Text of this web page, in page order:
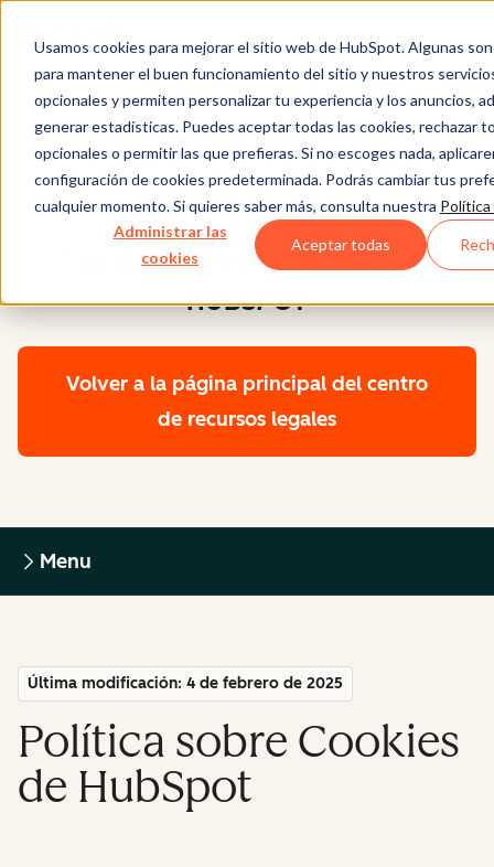
Usamos cookies para mejorar el sitio web de HubSpot. Algunas
para mantener el buen funcionamiento del sitio y nuestros
opcionales y permiten personalizar tu experiencia y los anuncios,
generar estadísticas. Puedes aceptar todas las cookies, rechazar
opcionales o permitir las que prefieras. Si no escoges nada,
configuración de cookies predeterminada. Podrás cambiar tus
cualquier momento. Si quieres saber más, consulta nuestra
Administrar las
cookies
Aceptar todas
Centro de recursos
legales
POLÍTICA SOBRE COOKIES DE
HUBSPOT
Volver a la página principal del centro
de recursos legales
Menu
Última modificación: 4 de febrero de 2025
Política sobre Cookies
de HubSpot